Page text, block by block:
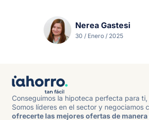
Nerea Gastesi
30 / Enero / 2025
Conseguimos la hipoteca perfecta para
Somos líderes en el sector y negociamos
ofrecerte las mejores ofertas de